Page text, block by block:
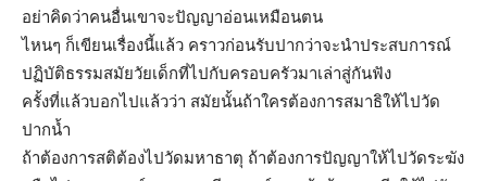
อย่าคิดว่าคนอื่นเขาจะปัญญาอ่อนเหมือนตน
ไหนๆ ก็เขียนเรื่องนี้แล้ว คราวก่อนรับปากว่าจะนำประสบการณ์
ปฏิบัติธรรมสมัยวัยเด็กที่ไปกับครอบครัวมาเล่าสู่กันฟัง
ครั้งที่แล้วบอกไปแล้วว่า สมัยนั้นถ้าใครต้องการสมาธิให้ไปวัด
ปากน้ำ
ถ้าต้องการสติต้องไปวัดมหาธาตุ ถ้าต้องการปัญญาให้ไปวัดระฆัง